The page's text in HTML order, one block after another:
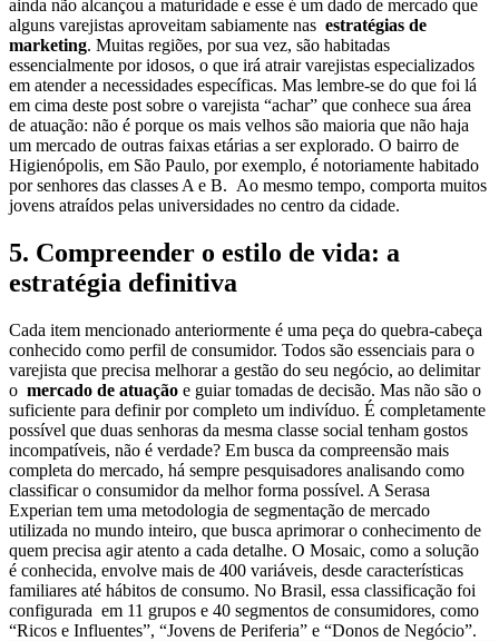
ainda não alcançou a maturidade e esse é um dado de mercado que
alguns varejistas aproveitam sabiamente nas estratégias de
marketing. Muitas regiões, por sua vez, são habitadas
essencialmente por idosos, o que irá atrair varejistas especializados
em atender a necessidades específicas. Mas lembre-se do que foi lá
em cima deste post sobre o varejista “achar” que conhece sua área
de atuação: não é porque os mais velhos são maioria que não haja
um mercado de outras faixas etárias a ser explorado. O bairro de
Higienópolis, em São Paulo, por exemplo, é notoriamente habitado
por senhores das classes A e B. Ao mesmo tempo, comporta muitos
jovens atraídos pelas universidades no centro da cidade.
5. Compreender o estilo de vida: a
estratégia definitiva
Cada item mencionado anteriormente é uma peça do quebra-cabeça
conhecido como perfil de consumidor. Todos são essenciais para o
varejista que precisa melhorar a gestão do seu negócio, ao delimitar
o mercado de atuação e guiar tomadas de decisão. Mas não são o
suficiente para definir por completo um indivíduo. É completamente
possível que duas senhoras da mesma classe social tenham gostos
incompatíveis, não é verdade? Em busca da compreensão mais
completa do mercado, há sempre pesquisadores analisando como
classificar o consumidor da melhor forma possível. A Serasa
Experian tem uma metodologia de segmentação de mercado
utilizada no mundo inteiro, que busca aprimorar o conhecimento de
quem precisa agir atento a cada detalhe. O Mosaic, como a solução
é conhecida, envolve mais de 400 variáveis, desde características
familiares até hábitos de consumo. No Brasil, essa classificação foi
configurada em 11 grupos e 40 segmentos de consumidores, como
“Ricos e Influentes”, “Jovens de Periferia” e “Donos de Negócio”.